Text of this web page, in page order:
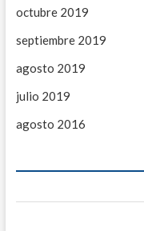
octubre 2019
septiembre 2019
agosto 2019
julio 2019
agosto 2016